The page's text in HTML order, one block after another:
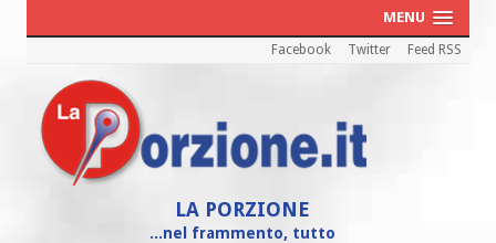
MENU
Facebook Twitter Feed RSS
LA PORZIONE
...nel frammento, tutto